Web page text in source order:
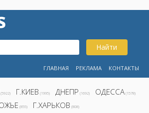
Найти
ГЛАВНАЯ РЕКЛАМА КОНТАКТЫ
(5922) Г.КИЕВ (1995) ДНЕПР (1692) ОДЕССА (1578)
(855) Г.ХАРЬКОВ (808)